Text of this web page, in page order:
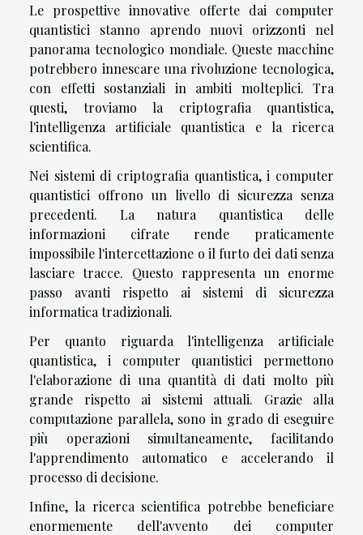
Le prospettive innovative offerte dai computer
quantistici stanno aprendo nuovi orizzonti nel
panorama tecnologico mondiale. Queste macchine
potrebbero innescare una rivoluzione tecnologica,
con effetti sostanziali in ambiti molteplici. Tra
questi, troviamo la criptografia quantistica,
l'intelligenza artificiale quantistica e la ricerca
scientifica.
Nei sistemi di criptografia quantistica, i computer
quantistici offrono un livello di sicurezza senza
precedenti. La natura quantistica delle
informazioni cifrate rende praticamente
impossibile l'intercettazione o il furto dei dati senza
lasciare tracce. Questo rappresenta un enorme
passo avanti rispetto ai sistemi di sicurezza
informatica tradizionali.
Per quanto riguarda l'intelligenza artificiale
quantistica, i computer quantistici permettono
l'elaborazione di una quantità di dati molto più
grande rispetto ai sistemi attuali. Grazie alla
computazione parallela, sono in grado di eseguire
più operazioni simultaneamente, facilitando
l'apprendimento automatico e accelerando il
processo di decisione.
Infine, la ricerca scientifica potrebbe beneficiare
enormemente dell'avvento dei computer